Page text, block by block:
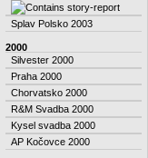
Splav Polsko 2003
2000
Silvester 2000
Praha 2000
Chorvatsko 2000
R&M Svadba 2000
Kysel svadba 2000
AP Kočovce 2000